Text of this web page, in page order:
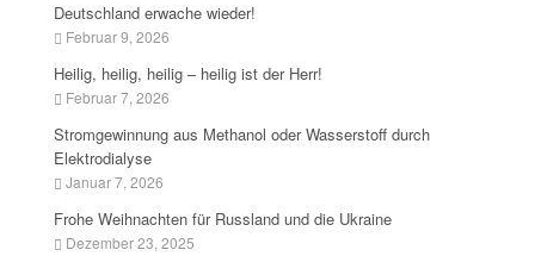
Deutschland erwache wieder!
Februar 9, 2026
Heilig, heilig, heilig – heilig ist der Herr!
Februar 7, 2026
Stromgewinnung aus Methanol oder Wasserstoff durch
Elektrodialyse
Januar 7, 2026
Frohe Weihnachten für Russland und die Ukraine
Dezember 23, 2025